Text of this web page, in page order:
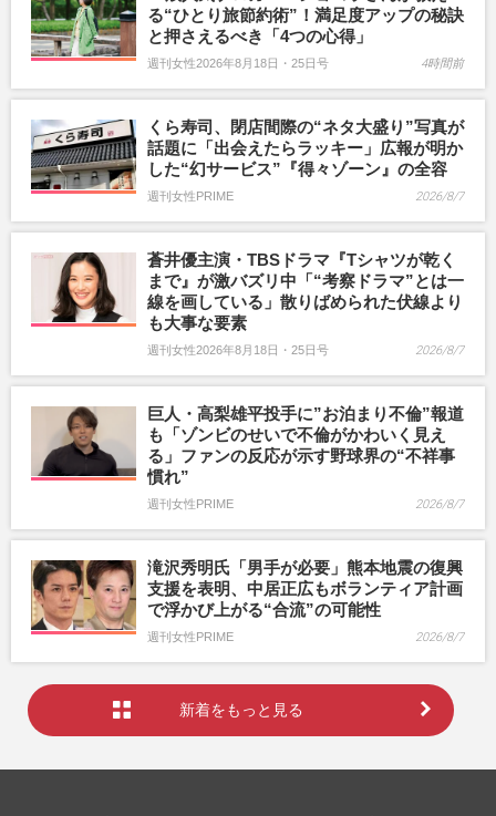
る“ひとり旅節約術”！満足度アップの秘訣
と押さえるべき「4つの心得」
週刊女性2026年8月18日・25日号 4時間前
くら寿司、閉店間際の“ネタ大盛り”写真が
話題に「出会えたらラッキー」広報が明か
した“幻サービス”『得々ゾーン』の全容
週刊女性PRIME 2026/8/7
蒼井優主演・TBSドラマ『Tシャツが乾く
まで』が激バズリ中「“考察ドラマ”とは一
線を画している」散りばめられた伏線より
も大事な要素
週刊女性2026年8月18日・25日号 2026/8/7
巨人・高梨雄平投手に”お泊まり不倫”報道
も「ゾンビのせいで不倫がかわいく見え
る」ファンの反応が示す野球界の“不祥事
慣れ”
週刊女性PRIME 2026/8/7
滝沢秀明氏「男手が必要」熊本地震の復興
支援を表明、中居正広もボランティア計画
で浮かび上がる“合流”の可能性
週刊女性PRIME 2026/8/7
新着をもっと見る